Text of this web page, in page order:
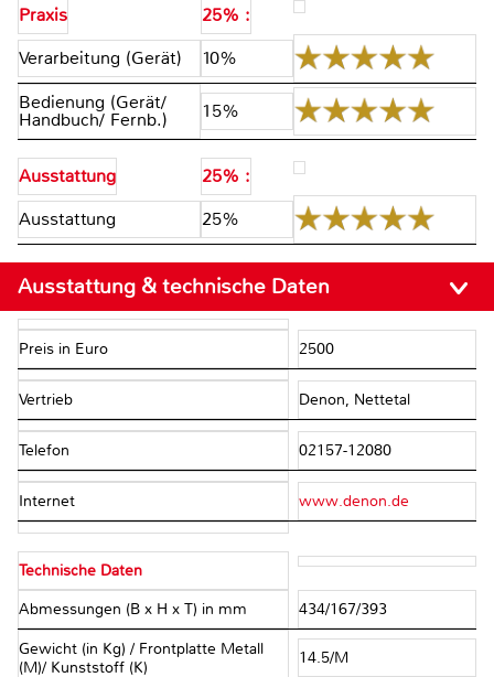
Praxis
25% :
Verarbeitung (Gerät)
10%
Bedienung (Gerät/
Handbuch/ Fernb.) 15%
Ausstattung
25% :
Ausstattung
25%
Ausstattung & technische Daten
Preis in Euro 2500
Vertrieb Denon, Nettetal
Telefon 02157-12080
Internet www.denon.de
Technische Daten
Abmessungen (B x H x T) in mm 434/167/393
Gewicht (in Kg) / Frontplatte Metall
(M)/ Kunststoff (K)
14.5/M